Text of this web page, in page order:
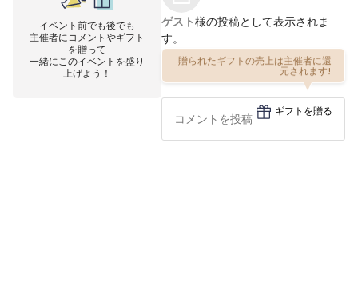
イベント前でも後でも
主催者にコメントやギフト
を贈って
一緒にこのイベントを盛り
上げよう！
ゲスト様の投稿として表示されま
す。
贈られたギフトの売上は主催者に還
元されます!
ギフトを贈る